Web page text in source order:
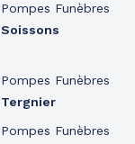
Pompes Funèbres
Soissons
Pompes Funèbres
Tergnier
Pompes Funèbres